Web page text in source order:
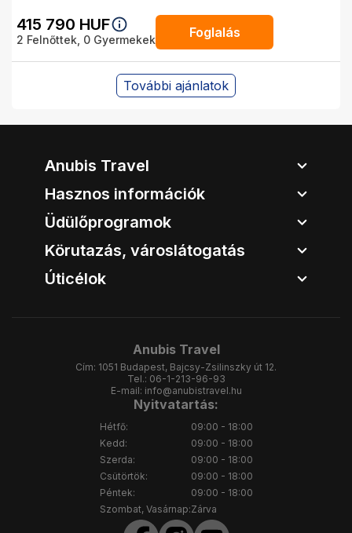
415 790 HUF
2 Felnőttek, 0 Gyermekek Foglalás
További ajánlatok
Anubis Travel
Hasznos információk
Üdülőprogramok
Körutazás, városlátogatás
Úticélok
Anubis Travel
Cím: 1051 Budapest, Bajcsy-Zsilinszky út 12.
Tel.: 06-1-213-96-93
E-mail: info@anubistravel.hu
Nyitvatartás:
Hétfő:
Kedd:
Szerda:
Csütörtök:
Péntek:
Szombat, Vasárnap:
09:00 - 18:00
09:00 - 18:00
09:00 - 18:00
09:00 - 18:00
09:00 - 18:00
Zárva